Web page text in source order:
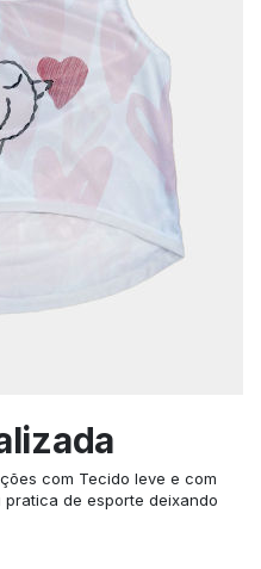
com Tecido leve e com
de esporte deixando